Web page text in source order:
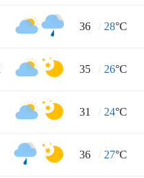
36 / 28°C
35 / 26°C
31 / 24°C
36 / 27°C